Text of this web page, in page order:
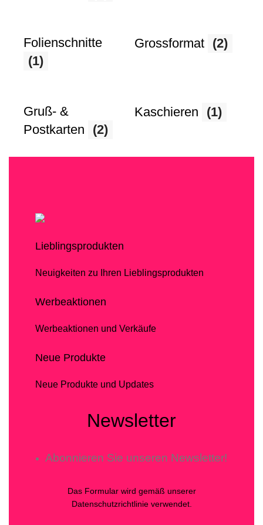
Folienschnitte
(1)
Grossformat (2)
Gruß- &
Postkarten
(2)
Kaschieren (1)
Lieblingsprodukten
Neuigkeiten zu Ihren Lieblingsprodukten
Werbeaktionen
Werbeaktionen und Verkäufe
Neue Produkte
Neue Produkte und Updates
Newsletter
Abonnieren Sie unseren Newsletter!
Das Formular wird gemäß unserer
Datenschutzrichtlinie verwendet.